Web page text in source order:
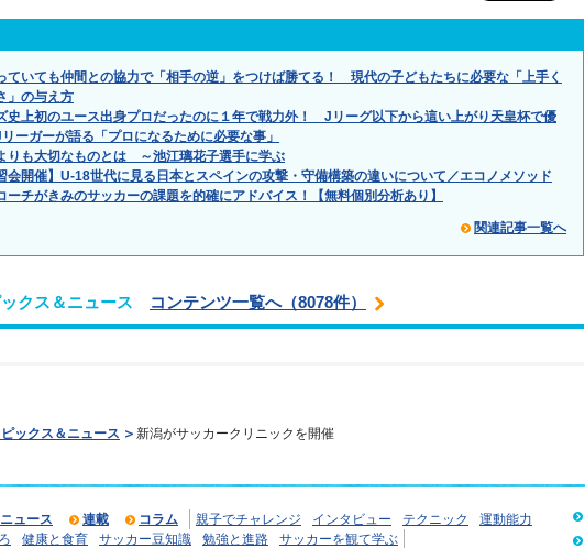
ていても仲間との協力で「相手の逆」をつけば勝てる！ 現代の子どもたちに必要な「上手く
」の与え方
史上初のユース出身プロだったのに１年で戦力外！ Jリーグ以下から這い上がり天皇杯で優
ーガーが語る「プロになるために必要な事」
りも大切なものとは ～池江璃花子選手に学ぶ
会開催】U-18世代に見る日本とスペインの攻撃・守備構築の違いについて／エコノメソッド
ーチがきみのサッカーの課題を的確にアドバイス！【無料個別分析あり】
関連記事一覧へ
ックス＆ニュース コンテンツ一覧へ（8078件）
ピックス＆ニュース 新潟がサッカークリニックを開催
ュース 連載 コラム 親子でチャレンジ インタビュー テクニック
運動能力
健康と食育 サッカー豆知識 勉強と進路
サッカーを観て学ぶ